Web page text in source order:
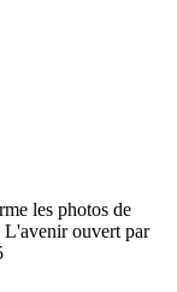
les photos de
L'avenir ouvert par